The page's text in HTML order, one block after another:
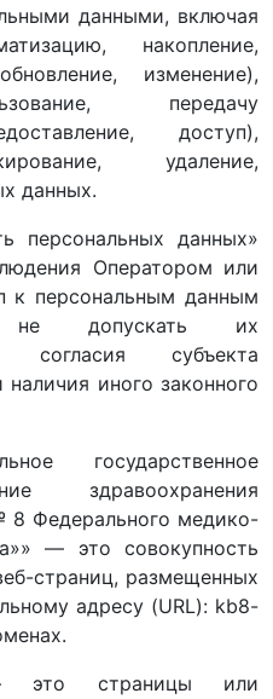
данными, включая
накопление,
изменение),
передачу
доступ),
удаление,
данных.
персональных данных»
Оператором или
к персональным данным
не допускать их
согласия субъекта
иного законного
государственное
здравоохранения
8 Федерального медико-
— это совокупность
страниц, размещенных
адресу (URL): kb8-
это страницы или